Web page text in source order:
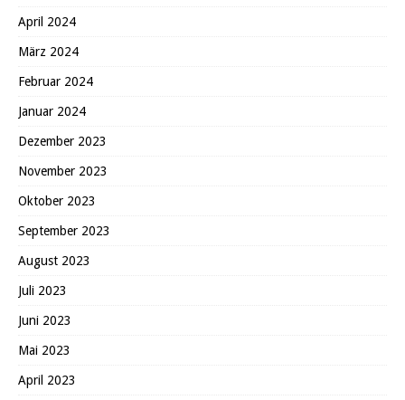
April 2024
März 2024
Februar 2024
Januar 2024
Dezember 2023
November 2023
Oktober 2023
September 2023
August 2023
Juli 2023
Juni 2023
Mai 2023
April 2023